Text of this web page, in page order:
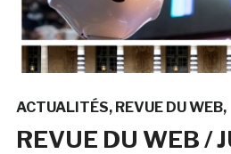
ACTUALITÉS REVUE DU WEB
REVUE DU WEB /